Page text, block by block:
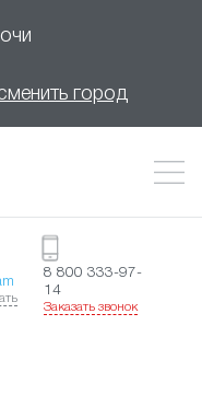
город
8 800 333-97-
14
Заказать звонок